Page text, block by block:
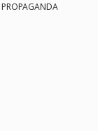
PROPAGANDA